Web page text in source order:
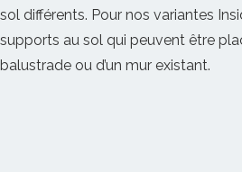
sol différents. Pour nos variantes
supports au sol qui peuvent être
balustrade ou d’un mur existant.